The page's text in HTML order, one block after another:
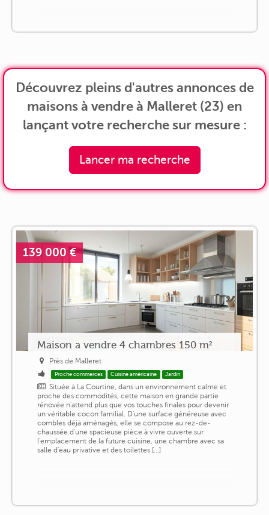
Découvrez pleins d'autres annonces de
maisons à vendre à Malleret (23) en
lançant votre recherche sur mesure :
Lancer ma recherche
139 000 €
Maison a vendre 4 chambres 150 m²
Près de Malleret
Proche commerces Cuisine américaine Jardin
Située à La Courtine, dans un environnement calme et
proche des commodités, cette maison en grande partie
rénovée n'attend plus que vos touches finales pour devenir
un véritable cocon familial. D'une surface généreuse avec
combles déjà aménagés, elle se compose au rez-de-
chaussée d'une spacieuse pièce à vivre ouverte sur
l'emplacement de la future cuisine, une chambre avec sa
salle d'eau privative et des toilettes [...]